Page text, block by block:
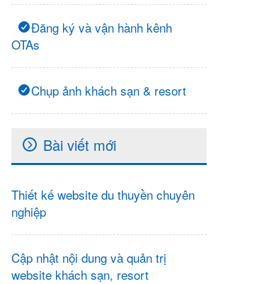
Đăng ký và vận hành kênh
OTAs
Chụp ảnh khách sạn & resort
Bài viết mới
Thiết kế website du thuyền chuyên
nghiệp
Cập nhật nội dung và quản trị
website khách sạn, resort